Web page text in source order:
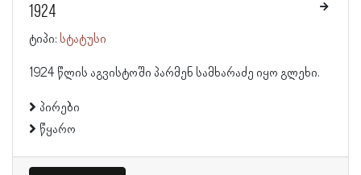
1924
ტიპი: სტატუსი
1924 წლის აგვისტოში პარმენ სამხარაძე იყო გლეხი.
პირები
წყარო